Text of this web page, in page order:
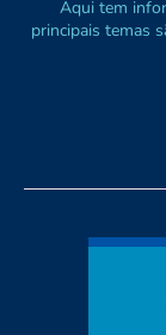
Aqui tem
principais temas